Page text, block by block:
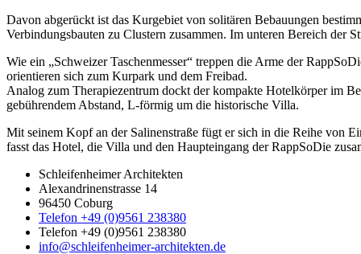
Davon abgerückt ist das Kurgebiet von solitären Bebauungen
Verbindungsbauten zu Clustern zusammen. Im unteren Bereich der
Wie ein „Schweizer Taschenmesser“ treppen die Arme der
orientieren sich zum Kurpark und dem Freibad.
Analog zum Therapiezentrum dockt der kompakte Hotelkörper im
gebührendem Abstand, L-förmig um die historische Villa.
Mit seinem Kopf an der Salinenstraße fügt er sich in die Reihe von
fasst das Hotel, die Villa und den Haupteingang der RappSoDie
Schleifenheimer Architekten
Alexandrinenstrasse 14
96450 Coburg
Telefon +49 (0)9561 238380
Telefon +49 (0)9561 238380
info@schleifenheimer-architekten.de